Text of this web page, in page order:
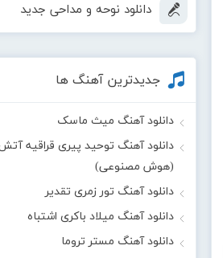
دانلود نوحه و مداحی جدید
جدیدترین آهنگ ها
دانلود آهنگ میث ماسک
دانلود آهنگ توحید پیری قراقیه
(هوش مصنوعی)
دانلود آهنگ تور زمری تقدیر
دانلود آهنگ میلاد باکری اشتباه
دانلود آهنگ مستر تروما